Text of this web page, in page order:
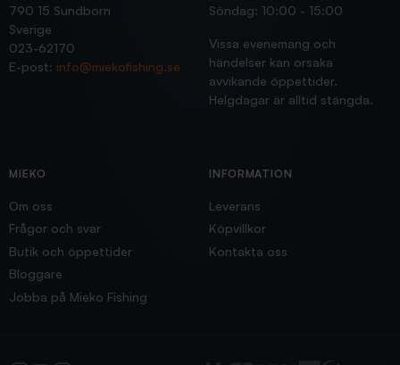
790 15 Sundborn
Sverige
023-62170
E-post: info@miekofishing.se
Söndag: 10:00 - 15:00
Vissa evenemang och
händelser kan orsaka
avvikande öppettider.
Helgdagar är alltid stängda.
MIEKO
Om oss
Frågor och svar
Butik och öppettider
Bloggare
Jobba på Mieko Fishing
INFORMATION
Leverans
Köpvillkor
Kontakta oss